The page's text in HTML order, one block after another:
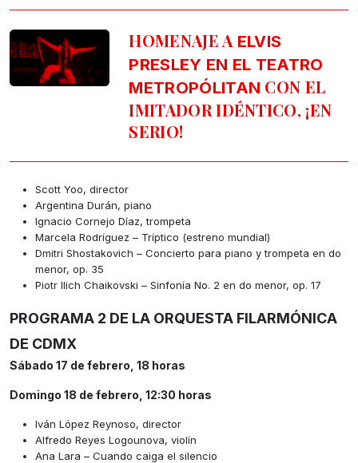
HOMENAJE AELVIS
PRESLEY EN EL TEATRO
METROPÓLITAN CON EL
IMITADOR IDÉNTICO, ¡EN
SERIO!
Scott Yoo, director
Argentina Durán, piano
Ignacio Cornejo Díaz, trompeta
Marcela Rodríguez – Tríptico (estreno mundial)
Dmitri Shostakovich – Concierto para piano y trompeta en do
menor, op. 35
Piotr Ilich Chaikovski – Sinfonía No. 2 en do menor, op. 17
PROGRAMA 2 DE LA ORQUESTA FILARMÓNICA
DE CDMX
Sábado 17 de febrero, 18 horas
Domingo 18 de febrero, 12:30 horas
Iván López Reynoso, director
Alfredo Reyes Logounova, violín
Ana Lara – Cuando caiga el silencio